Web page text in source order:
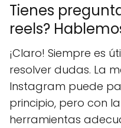
Tienes
reels?
¡Claro! Siempre es
resolver dudas. La
Instagram puede
principio, pero con
herramientas